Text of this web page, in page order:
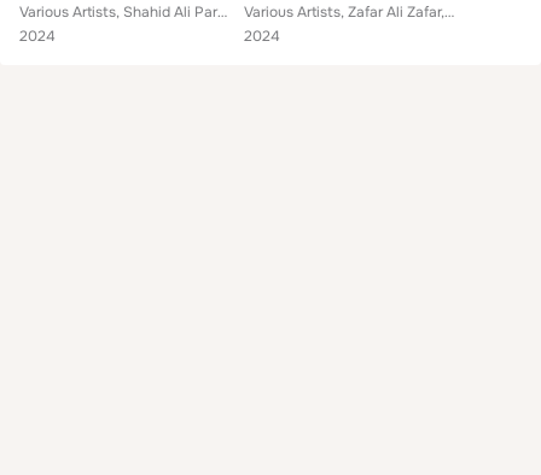
Various Artists, Shahid Ali Parwaz, Ishfaq Hussain, Tanveer Hussain Faridi, Ramzan Jani, Ehsaan Adil, Zulfiqar Sindhu, Allah Dit...
2024
Various Artists, Zafar Ali Zafar, Zahid Mehmood, Naseebo Lal, Ehsaan Adil, Zulfiqar Sindhu, Amanat Rahi, Saima Noor, Allah Ditta...
2024